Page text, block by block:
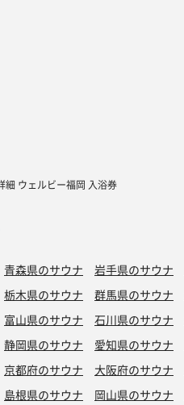
細 ウェルビー福岡 入浴券
青森県のサウナ 岩手県のサウナ
栃木県のサウナ 群馬県のサウナ
富山県のサウナ 石川県のサウナ
静岡県のサウナ 愛知県のサウナ
京都府のサウナ 大阪府のサウナ
島根県のサウナ 岡山県のサウナ